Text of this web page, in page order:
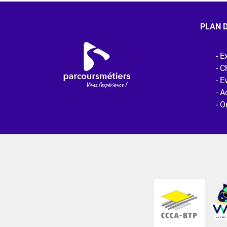
PLAN